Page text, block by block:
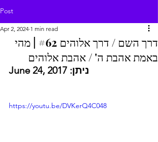
Post
דרך השם / דרך אלוהים #62 | מהי
באמת אהבת ה' / אהבת אלוהים
Apr 2, 2024 1 min read
June 24, 2017 :ניתן
https://youtu.be/DVKerQ4C048